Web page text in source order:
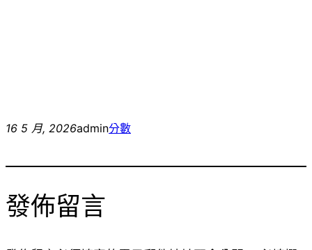
16 5 月, 2026admin分數
發佈留言